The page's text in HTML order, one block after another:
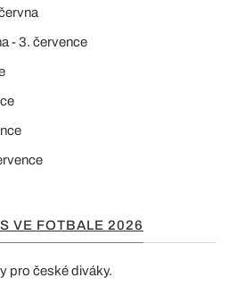
- 3. července
VE FOTBALE 2026
pro české diváky.